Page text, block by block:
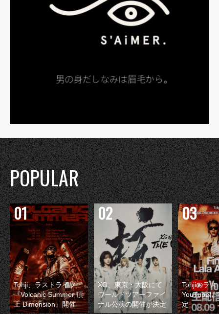
POPULAR
Tohji、ラストライブ
『Volcanic Summer 頂
上 Dimension』開催
XG、東京・大阪にて
ワールドツアーファイ
ナル公演の開催が決定
Tohjiのラス
YouTubeに
定